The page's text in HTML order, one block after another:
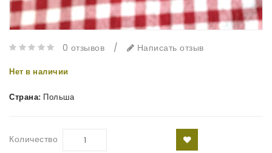
0 отзывов / Написать отзыв
Нет в наличии
Страна: Польша
Количество